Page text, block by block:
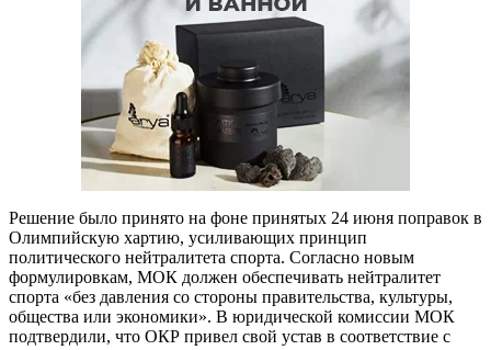
Решение было принято на фоне принятых 24 июня поправок в
Олимпийскую хартию, усиливающих принцип
политического нейтралитета спорта. Согласно новым
формулировкам, МОК должен обеспечивать нейтралитет
спорта «без давления со стороны правительства, культуры,
общества или экономики». В юридической комиссии МОК
подтвердили, что ОКР привел свой устав в соответствие с